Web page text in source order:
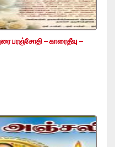
பரஞ்சோதி – காரைதீவு –